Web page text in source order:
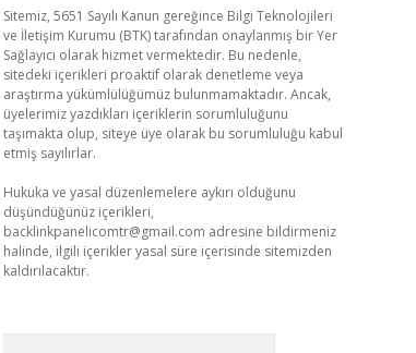
Sitemiz, 5651 Sayılı Kanun gereğince Bilgi Teknolojileri
ve İletişim Kurumu (BTK) tarafından onaylanmış bir Yer
Sağlayıcı olarak hizmet vermektedir. Bu nedenle,
sitedeki içerikleri proaktif olarak denetleme veya
araştırma yükümlülüğümüz bulunmamaktadır. Ancak,
üyelerimiz yazdıkları içeriklerin sorumluluğunu
taşımakta olup, siteye üye olarak bu sorumluluğu kabul
etmiş sayılırlar.
Hukuka ve yasal düzenlemelere aykırı olduğunu
düşündüğünüz içerikleri,
backlinkpanelicomtr@gmail.com adresine bildirmeniz
halinde, ilgili içerikler yasal süre içerisinde sitemizden
kaldırılacaktır.